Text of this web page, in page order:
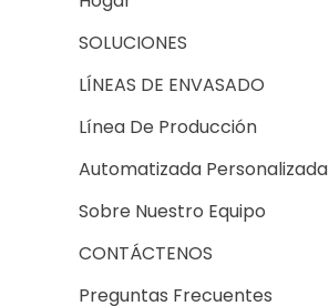
SOLUCIONES
LÍNEAS DE ENVASADO
Línea De Producción
Automatizada Personalizada
Sobre Nuestro Equipo
CONTÁCTENOS
Preguntas Frecuentes